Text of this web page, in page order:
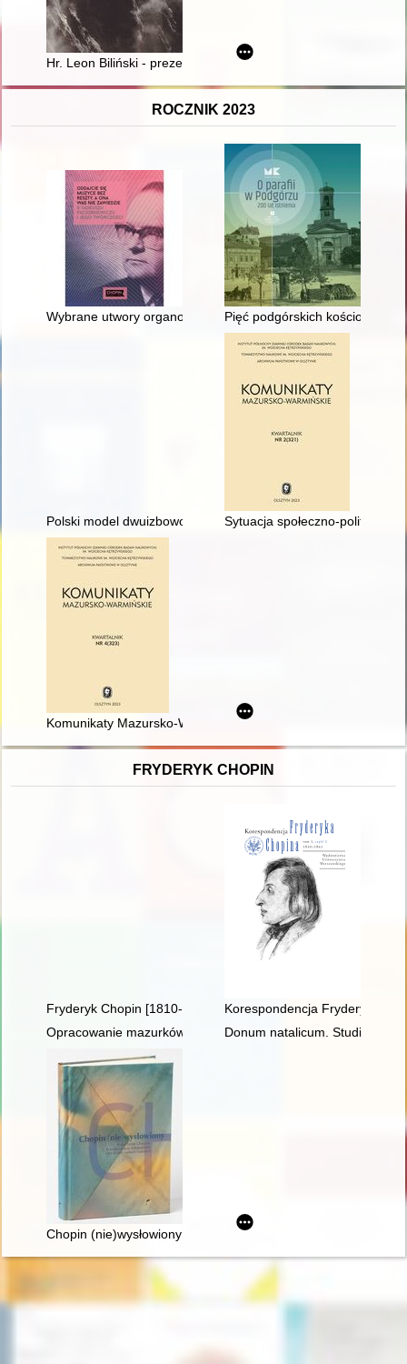
Hr. Leon Biliński - prezes Towarzystwa Tatrzańskiego
ROCZNIK 2023
Wybrane utwory organowe Tadeusza Paciorkiewicza na tle
Pięć podgórskich kościołów
Polski model dwuizbowości na tle bikameralizmu
Sytuacja społeczno-
Komunikaty Mazursko-Warmińskie : czasopismo poświęcone
FRYDERYK CHOPIN
Fryderyk Chopin [1810-1849]. KorzenieKorespondencja Fryderyka
Opracowanie mazurków Chopina w redakcji Zygmunta
Donum natalicum. Studia
Chopin (nie)wysłowiony : wokół listów Chopina... :